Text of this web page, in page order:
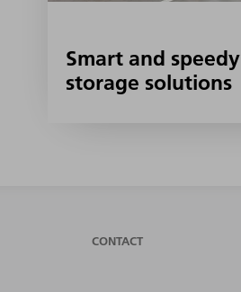
Smart and speedy
storage solutions
CONTACT